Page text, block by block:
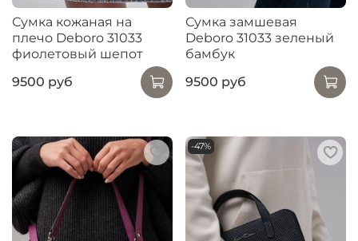
Сумка кожаная на
плечо Deboro 31033
фиолетовый шепот
9500 руб
Сумка замшевая
Deboro 31033 зеленый
бамбук
9500 руб
-47%